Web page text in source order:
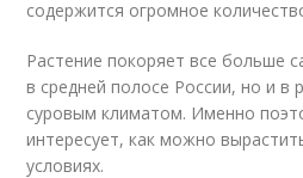
содержится огромное
Растение покоряет все больше
в средней полосе России, но и в
суровым климатом. Именно
интересует, как можно
условиях.